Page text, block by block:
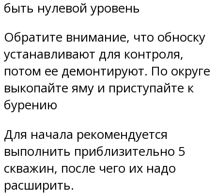
быть нулевой уровень
Обратите внимание, что обноску
устанавливают для контроля,
потом ее демонтируют. По округе
выкопайте яму и приступайте к
бурению
Для начала рекомендуется
выполнить приблизительно 5
скважин, после чего их надо
расширить.